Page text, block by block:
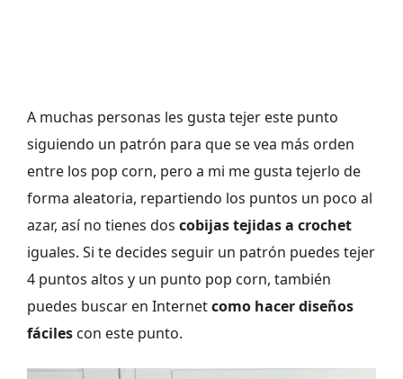
A muchas personas les gusta tejer este punto
siguiendo un patrón para que se vea más orden
entre los pop corn, pero a mi me gusta tejerlo de
forma aleatoria, repartiendo los puntos un poco al
azar, así no tienes dos cobijas tejidas a crochet
iguales. Si te decides seguir un patrón puedes tejer
4 puntos altos y un punto pop corn, también
puedes buscar en Internetcomo hacer diseños
fáciles con este punto.